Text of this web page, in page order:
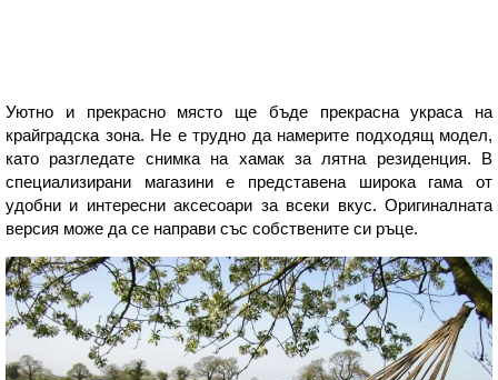
Уютно и прекрасно място ще бъде прекрасна украса на
крайградска зона. Не е трудно да намерите подходящ модел,
като разгледате снимка на хамак за лятна резиденция. В
специализирани магазини е представена широка гама от
удобни и интересни аксесоари за всеки вкус. Оригиналната
версия може да се направи със собствените си ръце.